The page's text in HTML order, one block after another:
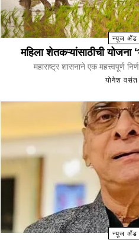
न्यूज अँड
महिला शेतकऱ्यांसाठीची योजना
महाराष्ट्र शासनाने एक महत्त्वपूर्ण
योगेश वसंत
न्यूज अँड